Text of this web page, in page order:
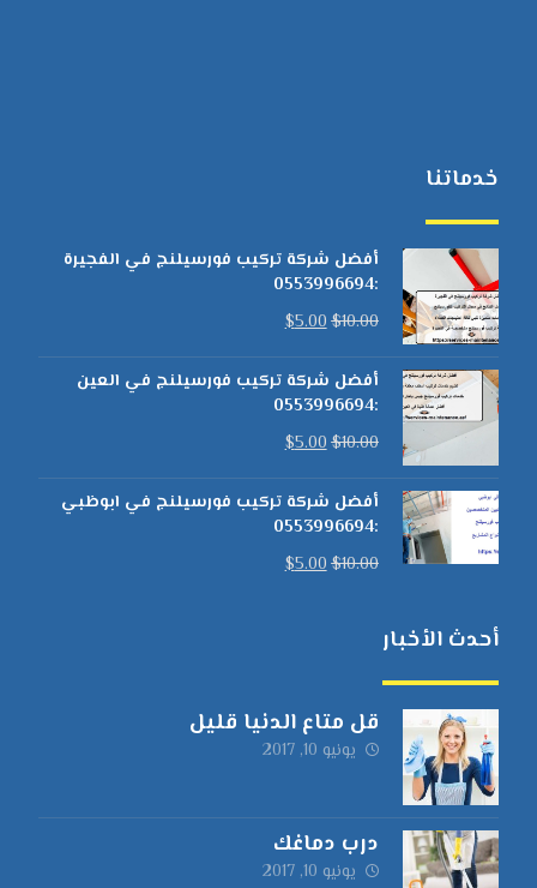
خدماتنا
أفضل شركة تركيب فورسيلنج في الفجيرة
:0553996694
$10.00
$5.00
أفضل شركة تركيب فورسيلنج في العين
:0553996694
$10.00
$5.00
أفضل شركة تركيب فورسيلنج في ابوظبي
:0553996694
$10.00
$5.00
أحدث الأخبار
قل متاع الدنيا قليل
يونيو 10, 2017
درب دماغك
يونيو 10, 2017